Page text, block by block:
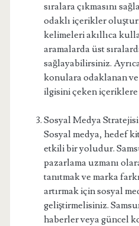
sıralara çıkmasını
odaklı içerikler
kelimeleri akıllıca
aramalarda üst
sağlayabilirsiniz.
konulara odaklanan
ilgisini çeken içeriklere
Sosyal Medya
Sosyal medya, hedef
etkili bir yoludur.
pazarlama uzmanı
tanıtmak ve marka
artırmak için sosyal
geliştirmelisiniz.
haberler veya güncel